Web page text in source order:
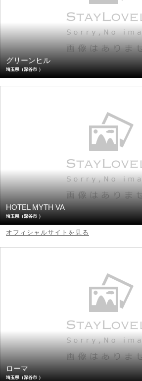
グリーンヒル
埼玉県（深谷市 ）
HOTEL MYTH VA
埼玉県（深谷市 ）
オフィシャルサイトを見る
ローマ
埼玉県（深谷市 ）